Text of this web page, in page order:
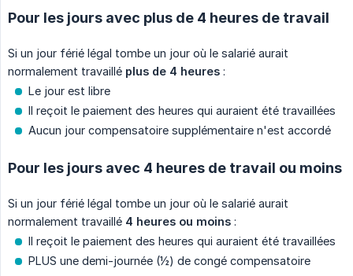
Pour les jours avec plus de 4 heures de travail
Si un jour férié légal tombe un jour où le salarié aurait
normalement travaillé plus de 4 heures :
Le jour est libre
Il reçoit le paiement des heures qui auraient été travaillées
Aucun jour compensatoire supplémentaire n'est accordé
Pour les jours avec 4 heures de travail ou moins
Si un jour férié légal tombe un jour où le salarié aurait
normalement travaillé 4 heures ou moins :
Il reçoit le paiement des heures qui auraient été travaillées
PLUS une demi-journée (½) de congé compensatoire